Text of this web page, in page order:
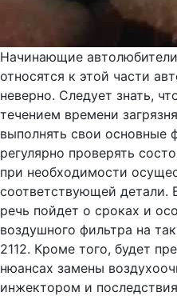
Начинающие автолюбители
относятся к этой части
неверно. Следует знать,
течением времени
выполнять свои основные
регулярно проверять
при необходимости
соответствующей детали.
речь пойдет о сроках и
воздушного фильтра на
2112. Кроме того, будет
нюансах замены
инжектором и